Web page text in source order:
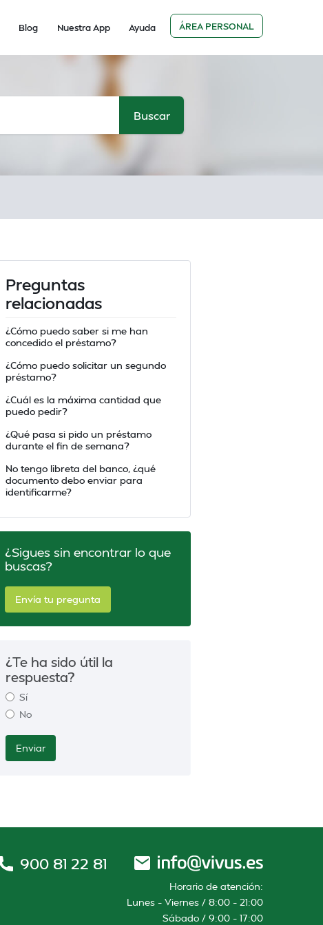
Blog Nuestra App Ayuda ÁREA PERSONAL
Preguntas
relacionadas
¿Cómo puedo saber si me han
concedido el préstamo?
¿Cómo puedo solicitar un segundo
préstamo?
¿Cuál es la máxima cantidad que
puedo pedir?
¿Qué pasa si pido un préstamo
durante el fin de semana?
No tengo libreta del banco, ¿qué
documento debo enviar para
identificarme?
¿Sigues sin encontrar lo que
buscas?
Envía tu pregunta
¿Te ha sido útil la
respuesta?
Sí
No
900 81 22 81
Horario de atención:
Lunes – Viernes / 8:00 – 21:00
Sábado / 9:00 – 17:00